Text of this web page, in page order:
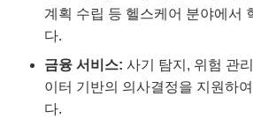
계획 수립 등 헬스케어 분야에서
다.
금융 서비스: 사기 탐지, 위험 관
이터 기반의 의사결정을 지원하
다.